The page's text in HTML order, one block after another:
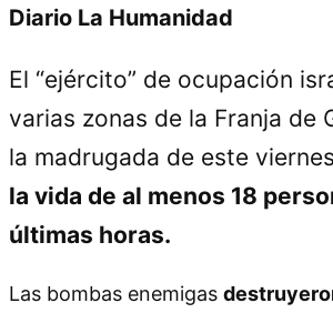
Diario La Humanidad
El “ejército” de ocupación
varias zonas de la Franja de
la madrugada de este
la vida de al menos 18
últimas horas.
Las bombas enemigas